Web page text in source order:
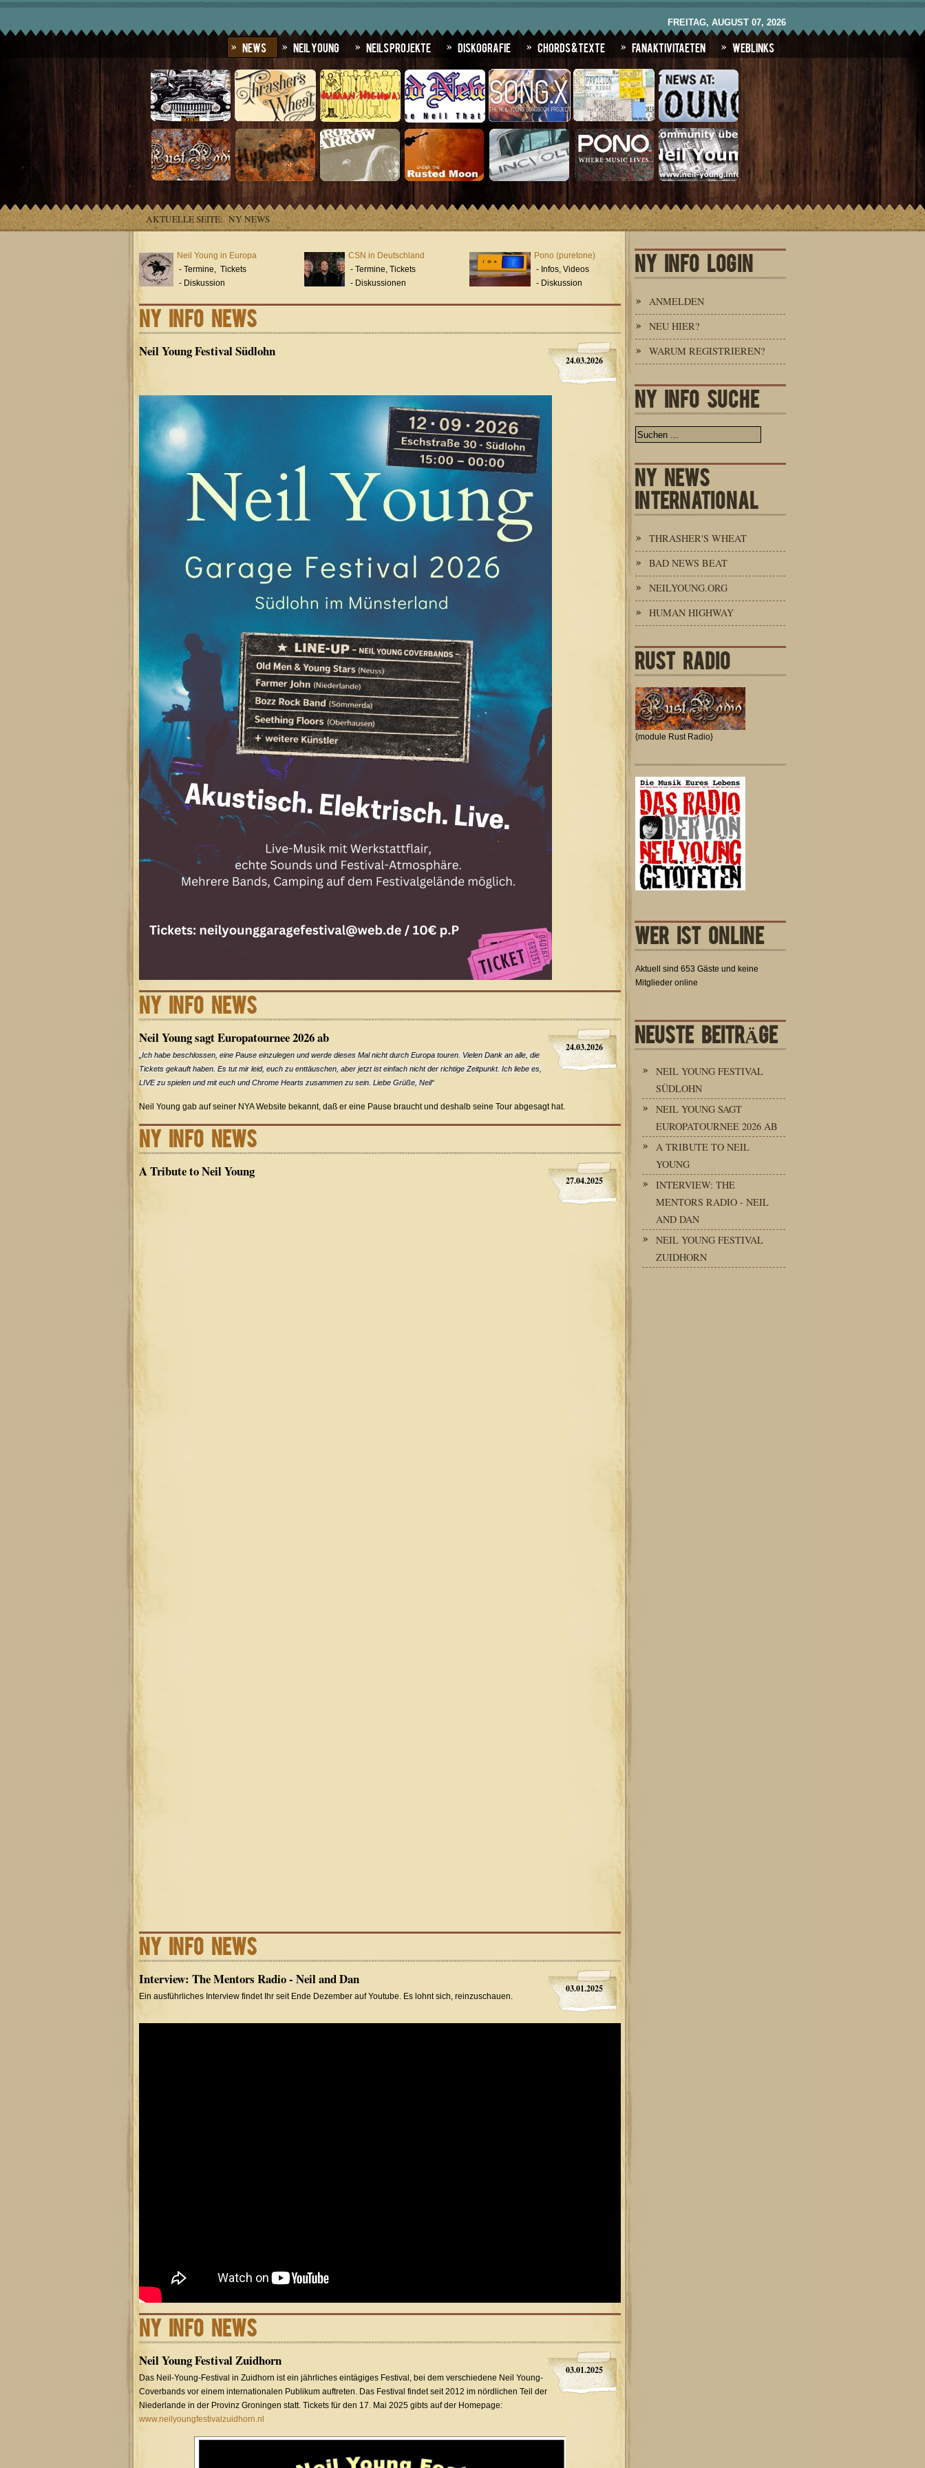
FREITAG, AUGUST 07, 2026
News Neil Young Neils Projekte Diskografie Chords & Texte Fanaktivitaeten Weblinks
AKTUELLE SEITE: NY NEWS
Neil Young in Europa
- Termine, Tickets
- Diskussion
CSN in Deutschland
- Termine, Tickets
- Diskussionen
Pono (puretone)
- Infos, Videos
- Diskussion
NY INFO NEWS
24.03.2026
Neil Young Festival Südlohn
NY INFO NEWS
24.03.2026
Neil Young sagt Europatournee 2026 ab
„Ich habe beschlossen, eine Pause einzulegen und werde dieses Mal nicht durch Europa touren. Vielen Dank an alle, die
Tickets gekauft haben. Es tut mir leid, euch zu enttäuschen, aber jetzt ist einfach nicht der richtige Zeitpunkt. Ich liebe es,
LIVE zu spielen und mit euch und Chrome Hearts zusammen zu sein. Liebe Grüße, Neil“
Neil Young gab auf seiner NYA Website bekannt, daß er eine Pause braucht und deshalb seine Tour abgesagt hat.
NY INFO NEWS
27.04.2025
A Tribute to Neil Young
NY INFO NEWS
03.01.2025
Interview: The Mentors Radio - Neil and Dan
Ein ausführliches Interview findet Ihr seit Ende Dezember auf Youtube. Es lohnt sich, reinzuschauen.
NY INFO NEWS
03.01.2025
Neil Young Festival Zuidhorn
Das Neil-Young-Festival in Zuidhorn ist ein jährliches eintägiges Festival, bei dem verschiedene Neil Young-
Coverbands vor einem internationalen Publikum auftreten. Das Festival findet seit 2012 im nördlichen Teil der
Niederlande in der Provinz Groningen statt. Tickets für den 17. Mai 2025 gibts auf der Homepage:
www.neilyoungfestivalzuidhorn.nl
NY INFO LOGIN
ANMELDEN
NEU HIER?
WARUM REGISTRIEREN?
NY INFO SUCHE
NY NEWS
INTERNATIONAL
THRASHER'S WHEAT
BAD NEWS BEAT
NEILYOUNG.ORG
HUMAN HIGHWAY
RUST RADIO
{module Rust Radio}
WER IST ONLINE
Aktuell sind 653 Gäste und keine
Mitglieder online
NEUSTE BEITRÄGE
NEIL YOUNG FESTIVAL
SÜDLOHN
NEIL YOUNG SAGT
EUROPATOURNEE 2026 AB
A TRIBUTE TO NEIL
YOUNG
INTERVIEW: THE
MENTORS RADIO - NEIL
AND DAN
NEIL YOUNG FESTIVAL
ZUIDHORN